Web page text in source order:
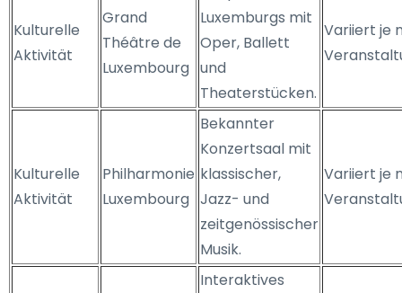
Kulturelle
Aktivität
Grand
Théâtre de
Luxembourg
Luxemburgs mit
Oper, Ballett
und
Theaterstücken.
Variiert je
Kulturelle
Aktivität
Philharmonie
Luxembourg
Bekannter
Konzertsaal mit
klassischer,
Jazz- und
zeitgenössischer
Musik.
Variiert je
Interaktives